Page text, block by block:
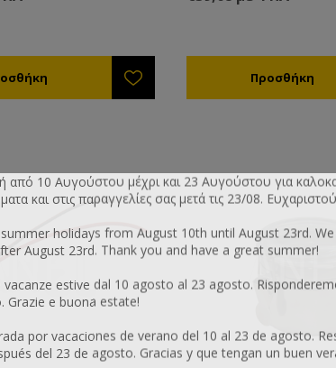
από 10 Αυγούστου μέχρι και 23 Αυγούστου για
και στις παραγγελίες σας μετά τις 23/08.
holidays from August 10th until August 23rd.
August 23rd. Thank you and have a great summer!
vacanze estive dal 10 agosto al 23 agosto.
Grazie e buona estate!
por vacaciones de verano del 10 al 23 de agosto.
del 23 de agosto. Gracias y que tengan un buen